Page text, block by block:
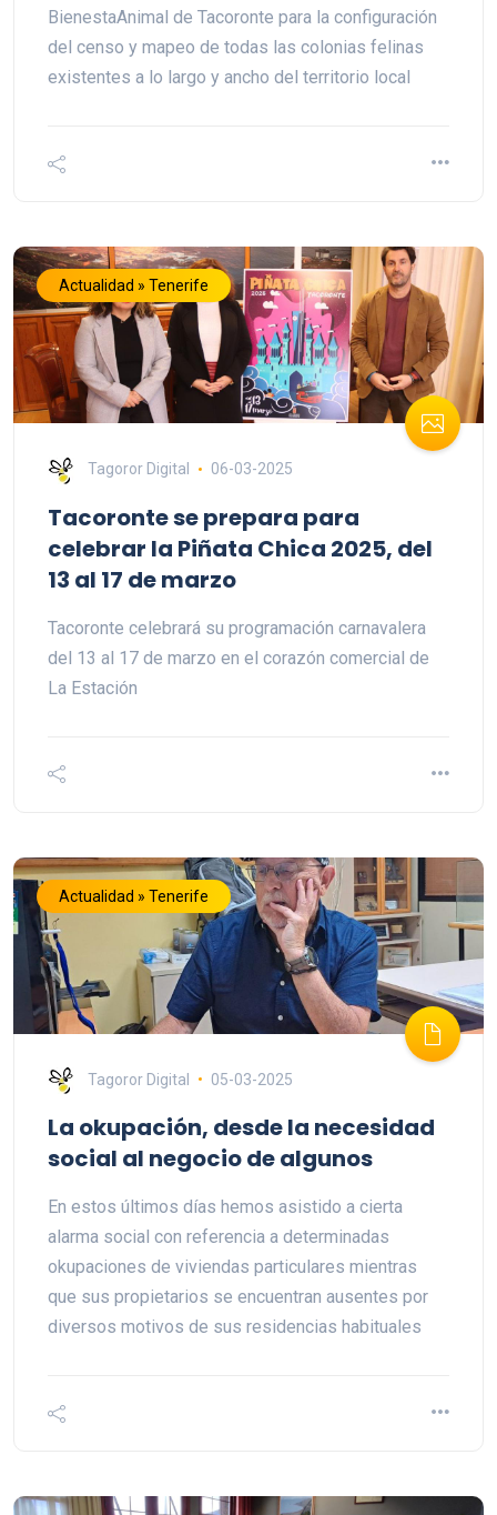
BienestaAnimal de Tacoronte para la configuración
del censo y mapeo de todas las colonias felinas
existentes a lo largo y ancho del territorio local
Actualidad » Tenerife
Tagoror Digital 06-03-2025
Tacoronte se prepara para
celebrar la Piñata Chica 2025, del
13 al 17 de marzo
Tacoronte celebrará su programación carnavalera
del 13 al 17 de marzo en el corazón comercial de
La Estación
Actualidad » Tenerife
Tagoror Digital 05-03-2025
La okupación, desde la necesidad
social al negocio de algunos
En estos últimos días hemos asistido a cierta
alarma social con referencia a determinadas
okupaciones de viviendas particulares mientras
que sus propietarios se encuentran ausentes por
diversos motivos de sus residencias habituales